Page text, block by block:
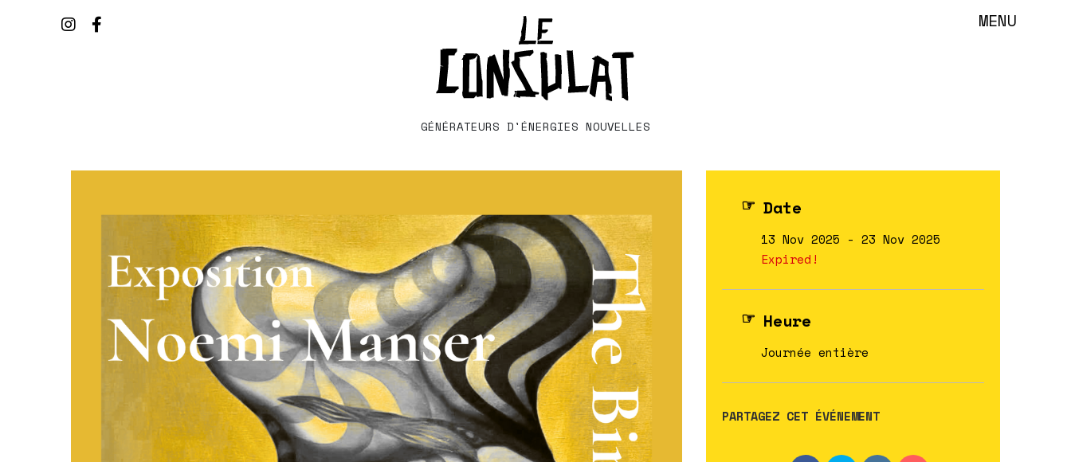
MENU
GÉNÉRATEURS D'ÉNERGIES NOUVELLES
Date
13 Nov 2025 - 23 Nov 2025
Expired!
Heure
Journée entière
PARTAGEZ CET ÉVÉNEMENT